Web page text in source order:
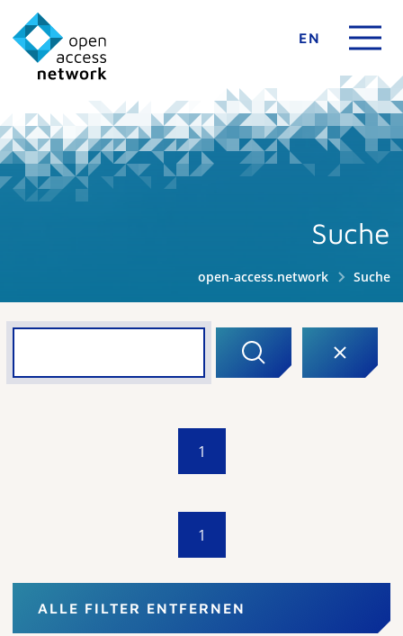
EN
Suche
open-access.network Suche
1
1
ALLE FILTER ENTFERNEN